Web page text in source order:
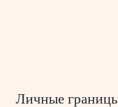
Личные